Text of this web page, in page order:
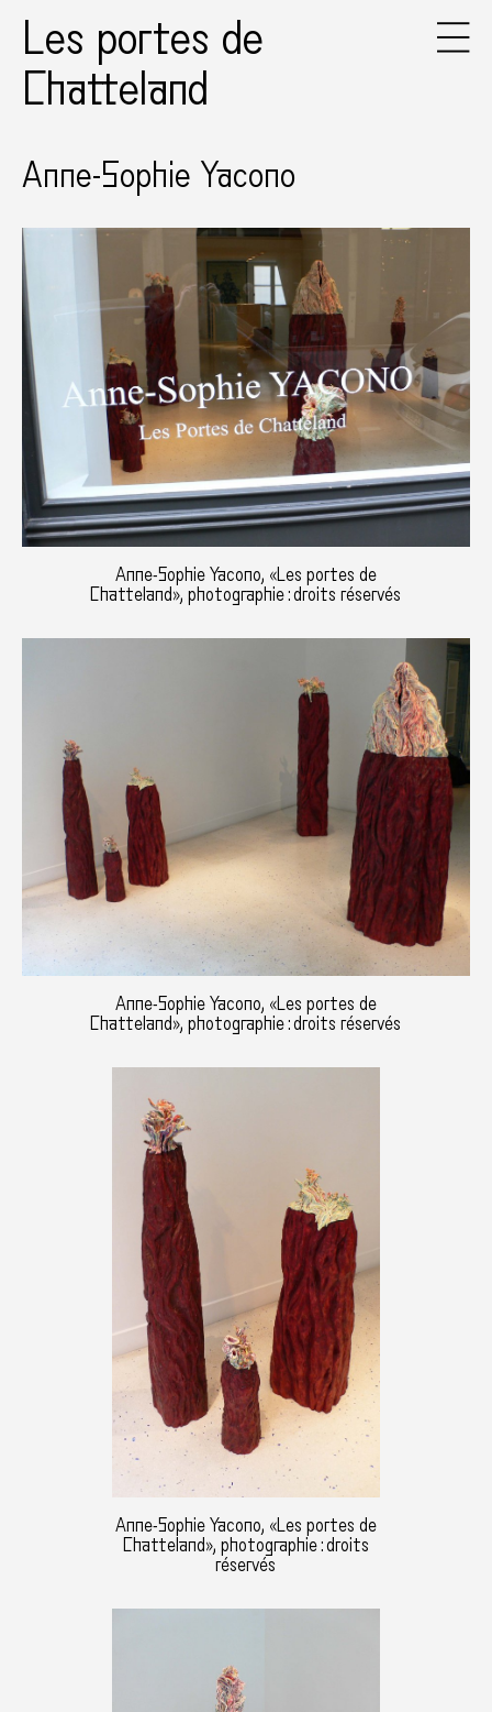
Les portes de
Chatteland
Anne-Sophie Yacono
Anne-Sophie Yacono, «Les portes de
Chatteland», photographie : droits réservés
Anne-Sophie Yacono, «Les portes de
Chatteland», photographie : droits réservés
Anne-Sophie Yacono, «Les portes de
Chatteland», photographie : droits
réservés